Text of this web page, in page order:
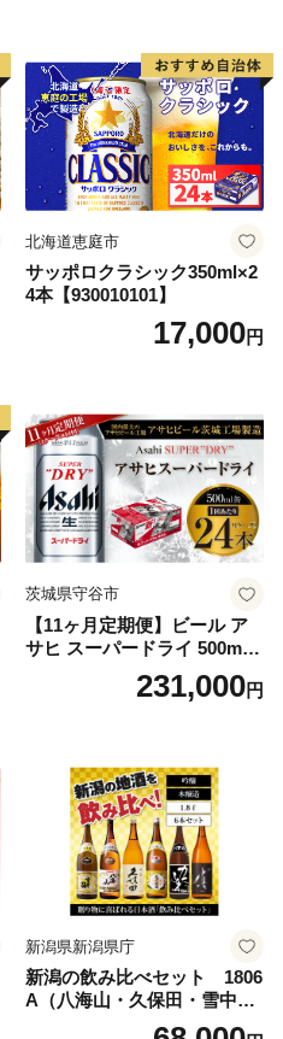
口 送料無料 カメイ 本宮市
【07214-0206】
北海道恵庭市
サッポロクラシック350ml×2
4本【930010101】
17,000円
茨城県守谷市
【11ヶ月定期便】ビール ア
サヒ スーパードライ 500ml 2
4本 1ケース×11ヶ月 | アサヒ
ビール 究極の辛口 酒 お酒 ア
uper dry 11回 缶ビール 缶 ギ
フト 内祝い 茨城県守谷市 送
料無料
231,000円
新潟県新潟県庁
新潟の飲み比べセット 1806
A（八海山・久保田・雪中
梅・越乃寒梅・かたふね・千